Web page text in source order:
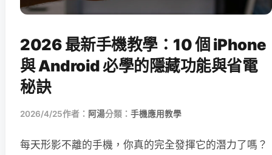
2026 最新手機教學：10 個 iPhone
與 Android 必學的隱藏功能與省電
秘訣
2026/4/25作者： 阿湯分類： 手機應用教學
每天形影不離的手機，你真的完全發揮它的潛力了嗎？